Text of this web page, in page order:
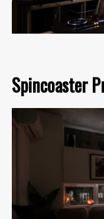
Spincoaster